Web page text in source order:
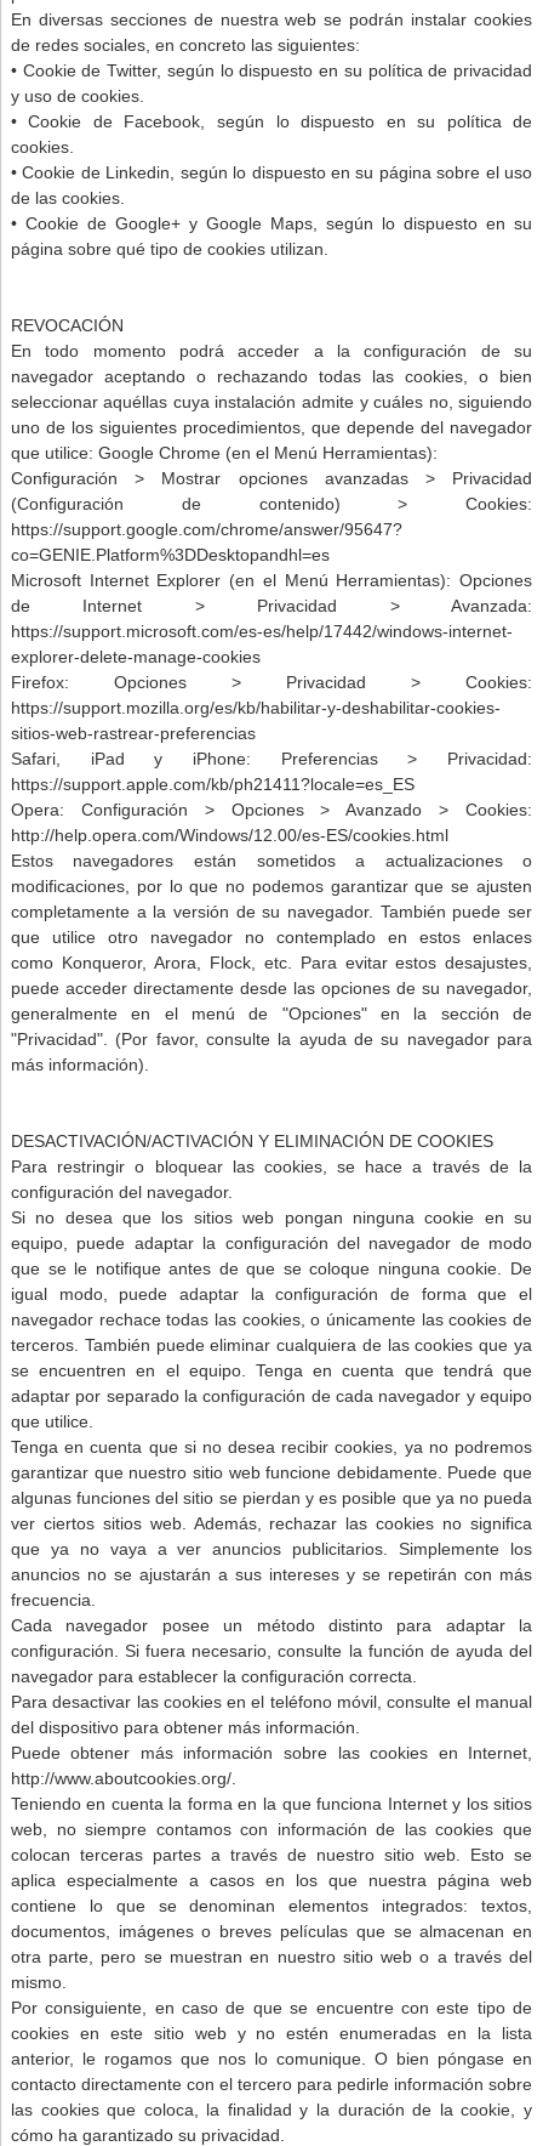
En diversas secciones de nuestra web se podrán instalar cookies
de redes sociales, en concreto las siguientes:
• Cookie de Twitter, según lo dispuesto en su política de privacidad
y uso de cookies.
• Cookie de Facebook, según lo dispuesto en su política de
cookies.
• Cookie de Linkedin, según lo dispuesto en su página sobre el uso
de las cookies.
• Cookie de Google+ y Google Maps, según lo dispuesto en su
página sobre qué tipo de cookies utilizan.
REVOCACIÓN
En todo momento podrá acceder a la configuración de su
navegador aceptando o rechazando todas las cookies, o bien
seleccionar aquéllas cuya instalación admite y cuáles no, siguiendo
uno de los siguientes procedimientos, que depende del navegador
que utilice: Google Chrome (en el Menú Herramientas):
Configuración > Mostrar opciones avanzadas > Privacidad
(Configuración de contenido) > Cookies:
https://support.google.com/chrome/answer/95647?
co=GENIE.Platform%3DDesktopandhl=es
Microsoft Internet Explorer (en el Menú Herramientas): Opciones
de Internet > Privacidad > Avanzada:
https://support.microsoft.com/es-es/help/17442/windows-internet-
explorer-delete-manage-cookies
Firefox: Opciones > Privacidad > Cookies:
https://support.mozilla.org/es/kb/habilitar-y-deshabilitar-cookies-
sitios-web-rastrear-preferencias
Safari, iPad y iPhone: Preferencias > Privacidad:
https://support.apple.com/kb/ph21411?locale=es_ES
Opera: Configuración > Opciones > Avanzado > Cookies:
http://help.opera.com/Windows/12.00/es-ES/cookies.html
Estos navegadores están sometidos a actualizaciones o
modificaciones, por lo que no podemos garantizar que se ajusten
completamente a la versión de su navegador. También puede ser
que utilice otro navegador no contemplado en estos enlaces
como Konqueror, Arora, Flock, etc. Para evitar estos desajustes,
puede acceder directamente desde las opciones de su navegador,
generalmente en el menú de "Opciones" en la sección de
"Privacidad". (Por favor, consulte la ayuda de su navegador para
más información).
DESACTIVACIÓN/ACTIVACIÓN Y ELIMINACIÓN DE COOKIES
Para restringir o bloquear las cookies, se hace a través de la
configuración del navegador.
Si no desea que los sitios web pongan ninguna cookie en su
equipo, puede adaptar la configuración del navegador de modo
que se le notifique antes de que se coloque ninguna cookie. De
igual modo, puede adaptar la configuración de forma que el
navegador rechace todas las cookies, o únicamente las cookies de
terceros. También puede eliminar cualquiera de las cookies que ya
se encuentren en el equipo. Tenga en cuenta que tendrá que
adaptar por separado la configuración de cada navegador y equipo
que utilice.
Tenga en cuenta que si no desea recibir cookies, ya no podremos
garantizar que nuestro sitio web funcione debidamente. Puede que
algunas funciones del sitio se pierdan y es posible que ya no pueda
ver ciertos sitios web. Además, rechazar las cookies no significa
que ya no vaya a ver anuncios publicitarios. Simplemente los
anuncios no se ajustarán a sus intereses y se repetirán con más
frecuencia.
Cada navegador posee un método distinto para adaptar la
configuración. Si fuera necesario, consulte la función de ayuda del
navegador para establecer la configuración correcta.
Para desactivar las cookies en el teléfono móvil, consulte el manual
del dispositivo para obtener más información.
Puede obtener más información sobre las cookies en Internet,
http://www.aboutcookies.org/.
Teniendo en cuenta la forma en la que funciona Internet y los sitios
web, no siempre contamos con información de las cookies que
colocan terceras partes a través de nuestro sitio web. Esto se
aplica especialmente a casos en los que nuestra página web
contiene lo que se denominan elementos integrados: textos,
documentos, imágenes o breves películas que se almacenan en
otra parte, pero se muestran en nuestro sitio web o a través del
mismo.
Por consiguiente, en caso de que se encuentre con este tipo de
cookies en este sitio web y no estén enumeradas en la lista
anterior, le rogamos que nos lo comunique. O bien póngase en
contacto directamente con el tercero para pedirle información sobre
las cookies que coloca, la finalidad y la duración de la cookie, y
cómo ha garantizado su privacidad.